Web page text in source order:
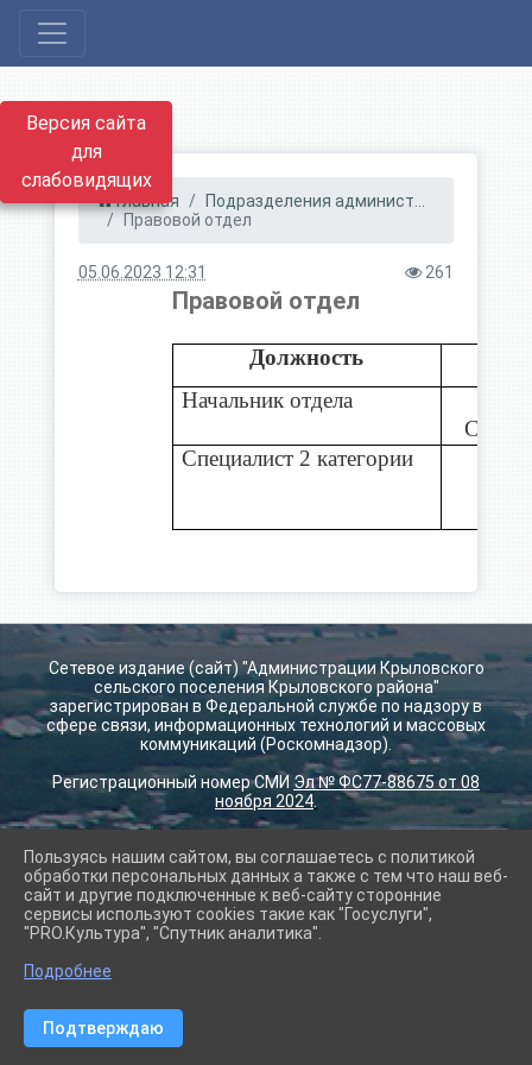
Версия сайта
для
слабовидящих
Главная
Подразделения админист...
Правовой отдел
05.06.2023 12:31 261
Правовой отдел
Должность
Начальник отдела
Специалист 2 категории
Сетевое издание (сайт) "Администрации Крыловского
сельского поселения Крыловского района"
зарегистрирован в Федеральной службе по надзору в
сфере связи, информационных технологий и массовых
коммуникаций (Роскомнадзор).
Регистрационный номер СМИ Эл № ФС77-88675 от 08
ноября 2024
2026 г. krilovskay.ru
Вход
Карта сайта
Политика обработки персональных данных
Сделано на KubCMS
Пользуясь нашим сайтом, вы соглашаетесь с политикой
обработки персональных данных а также с тем что наш веб-
сайт и другие подключенные к веб-сайту сторонние
сервисы используют cookies такие как "Госуслуги",
"PRO.Культура", "Спутник аналитика".
Подробнее
Подтверждаю